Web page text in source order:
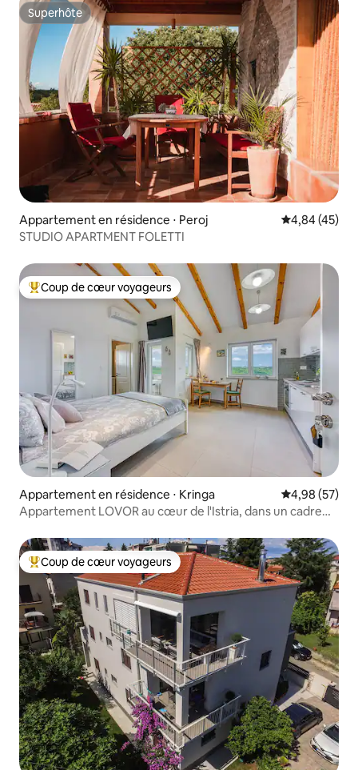
Superhôte
Superhôte
Appartement en résidence ⋅ Peroj Évaluation
4,84 (45)
STUDIO APARTMENT FOLETTI
Coups de cœur voyageurs les plus appréciés
Coup de cœur voyageurs
Appartement en résidence ⋅ Kringa Évaluation
4,98 (57)
Appartement LOVOR au cœur de l'Istria, dans un cadre
Coups de cœur voyageurs les plus appréciés
Coup de cœur voyageurs